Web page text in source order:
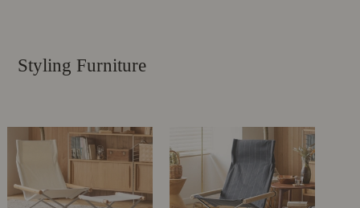
Styling Furniture